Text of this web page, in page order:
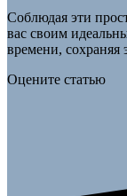
Соблюдая эти
вас своим
времени, сохраняя
Оцените статью